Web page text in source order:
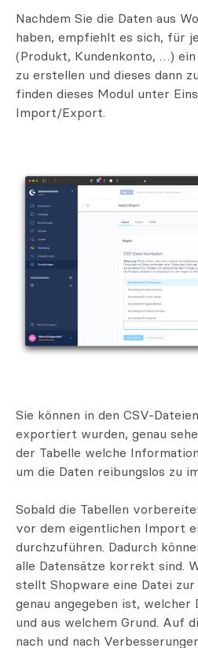
Nachdem Sie die Daten aus
haben, empfiehlt es sich, für
(Produkt, Kundenkonto, …)
zu erstellen und dieses dann
finden dieses Modul unter
Import/Export.
Sie können in den CSV-
exportiert wurden, genau
der Tabelle welche
um die Daten reibungslos zu
Sobald die Tabellen
vor dem eigentlichen Import
durchzuführen. Dadurch
alle Datensätze korrekt sind.
stellt Shopware eine Datei
genau angegeben ist,
und aus welchem Grund. Auf
nach und nach